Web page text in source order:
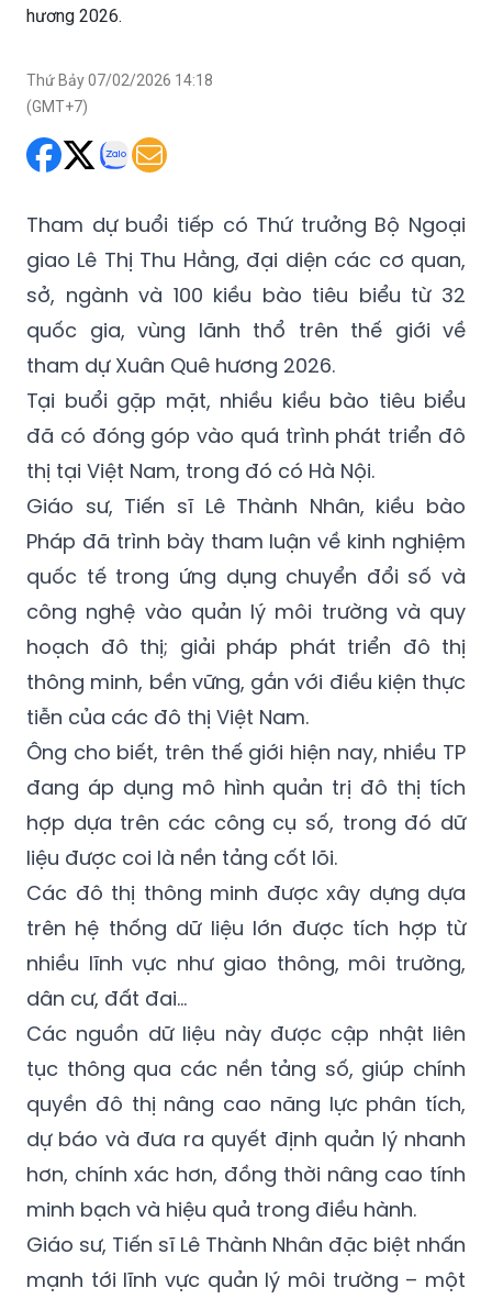
hương 2026.
Thứ Bảy 07/02/2026 14:18
(GMT+7)
Tham dự buổi tiếp có Thứ trưởng Bộ Ngoại
giao Lê Thị Thu Hằng, đại diện các cơ quan,
sở, ngành và 100 kiều bào tiêu biểu từ 32
quốc gia, vùng lãnh thổ trên thế giới về
tham dự Xuân Quê hương 2026.
Tại buổi gặp mặt, nhiều kiều bào tiêu biểu
đã có đóng góp vào quá trình phát triển đô
thị tại Việt Nam, trong đó có Hà Nội.
Giáo sư, Tiến sĩ Lê Thành Nhân, kiều bào
Pháp đã trình bày tham luận về kinh nghiệm
quốc tế trong ứng dụng chuyển đổi số và
công nghệ vào quản lý môi trường và quy
hoạch đô thị; giải pháp phát triển đô thị
thông minh, bền vững, gắn với điều kiện thực
tiễn của các đô thị Việt Nam.
Ông cho biết, trên thế giới hiện nay, nhiều TP
đang áp dụng mô hình quản trị đô thị tích
hợp dựa trên các công cụ số, trong đó dữ
liệu được coi là nền tảng cốt lõi.
Các đô thị thông minh được xây dựng dựa
trên hệ thống dữ liệu lớn được tích hợp từ
nhiều lĩnh vực như giao thông, môi trường,
dân cư, đất đai…
Các nguồn dữ liệu này được cập nhật liên
tục thông qua các nền tảng số, giúp chính
quyền đô thị nâng cao năng lực phân tích,
dự báo và đưa ra quyết định quản lý nhanh
hơn, chính xác hơn, đồng thời nâng cao tính
minh bạch và hiệu quả trong điều hành.
Giáo sư, Tiến sĩ Lê Thành Nhân đặc biệt nhấn
mạnh tới lĩnh vực quản lý môi trường – một